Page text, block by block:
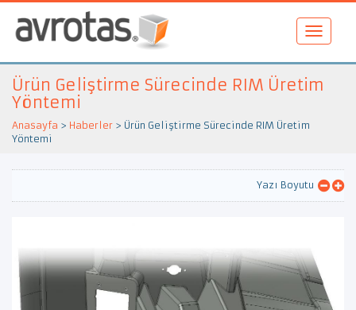
Ürün Geliştirme Sürecinde RIM Üretim
Yöntemi
Anasayfa > Haberler > Ürün Geliştirme Sürecinde RIM Üretim
Yöntemi
Yazı Boyutu